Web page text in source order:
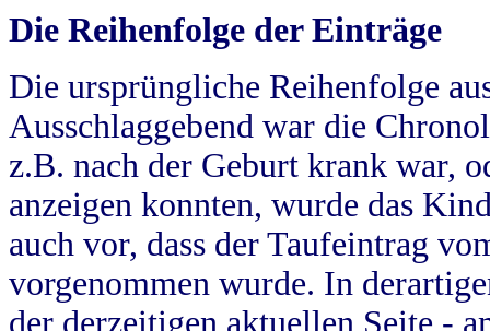
Die Reihenfolge der Einträge
Die ursprüngliche Reihenfolge
Ausschlaggebend war die
z.B. nach der Geburt krank war,
anzeigen konnten, wurde das
auch vor, dass der Taufeintrag
vorgenommen wurde. In
der derzeitigen aktuellen Seite -